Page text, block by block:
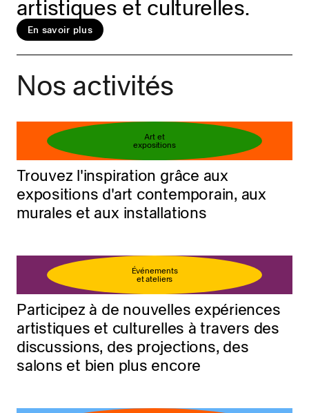
Réservez votre billet
En savoir plus
artistiques et culturelles.
En savoir plus
Nos activités
Art et
expositions
Trouvez l'inspiration grâce aux
expositions d'art contemporain, aux
murales et aux installations
Événements
et ateliers
Participez à de nouvelles expériences
artistiques et culturelles à travers des
discussions, des projections, des
salons et bien plus encore